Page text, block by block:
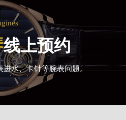
线上预约
进水、卡针等腕表问题。